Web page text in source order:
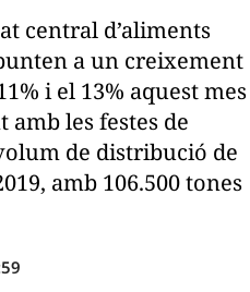
central d’aliments
a un creixement
i el 13% aquest mes
les festes de
de distribució de
amb 106.500 tones